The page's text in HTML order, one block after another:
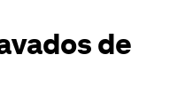
de